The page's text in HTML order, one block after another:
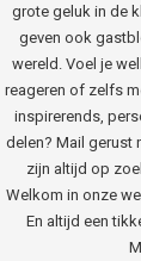
grote geluk in de
geven ook
wereld. Voel je
reageren of zelfs
inspirerends,
delen? Mail gerust
zijn altijd op
Welkom in onze
En altijd een